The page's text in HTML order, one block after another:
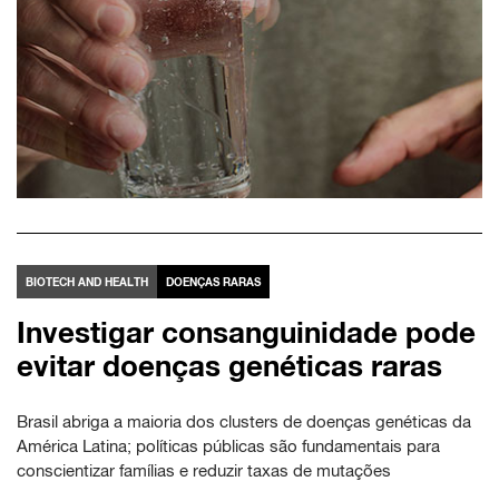
BIOTECH AND HEALTH DOENÇAS RARAS
Investigar consanguinidade pode
evitar doenças genéticas raras
Brasil abriga a maioria dos clusters de doenças genéticas da
América Latina; políticas públicas são fundamentais para
conscientizar famílias e reduzir taxas de mutações